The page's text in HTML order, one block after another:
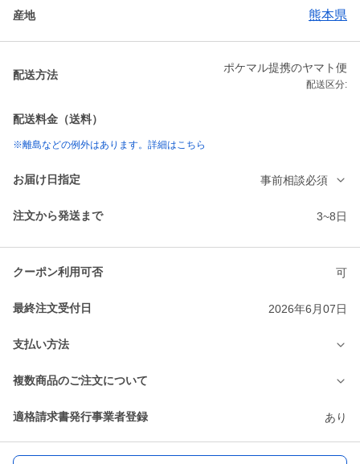
産地 熊本県
配送方法
ポケマル提携のヤマト便
配送区分:
配送料金（送料）
※離島などの例外はあります。詳細はこちら
お届け日指定 事前相談必須
注文から発送まで 3~8日
クーポン利用可否 可
最終注文受付日 2026年6月07日
支払い方法
複数商品のご注文について
適格請求書発行事業者登録 あり